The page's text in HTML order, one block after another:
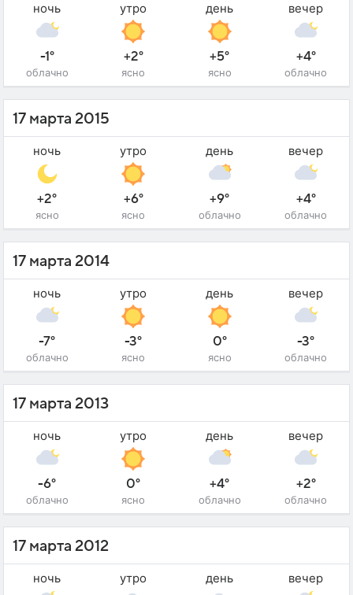
ночь
-1°
облачно
утро
+2°
ясно
день
+5°
ясно
вечер
+4°
облачно
17 марта 2015
ночь
+2°
ясно
утро
+6°
ясно
день
+9°
облачно
вечер
+4°
облачно
17 марта 2014
ночь
-7°
облачно
утро
-3°
ясно
день
0°
ясно
вечер
-3°
облачно
17 марта 2013
ночь
-6°
облачно
утро
0°
ясно
день
+4°
облачно
вечер
+2°
облачно
17 марта 2012
ночь утро день вечер